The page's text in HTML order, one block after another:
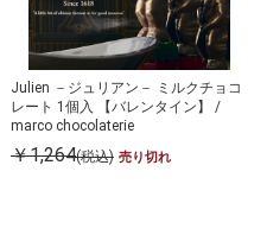
Julien －ジュリアン－ ミルクチョコ
レート 1個入 【バレンタイン】 /
marco chocolaterie
￥1,264(税込) 売り切れ